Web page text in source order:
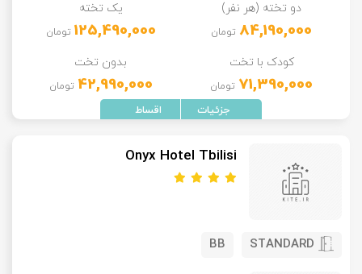
دو تخته (هر نفر)
84,190,000 تومان
یک تخته
125,490,000 تومان
کودک با تخت
71,390,000 تومان
بدون تخت
42,990,000 تومان
Onyx Hotel Tbilisi
STANDARD
BB